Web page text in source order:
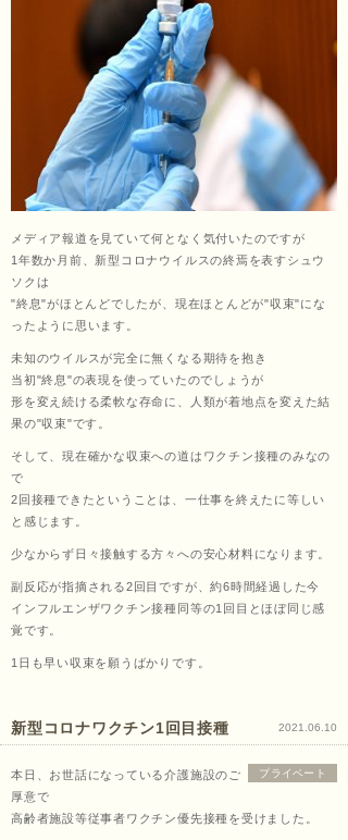
院
メディア報道を見ていて何となく気付いたのですが
1年数か月前、新型コロナウイルスの終焉を表すシュウ
ソクは
"終息"がほとんどでしたが、現在ほとんどが"収束"にな
ったように思います。
未知のウイルスが完全に無くなる期待を抱き
当初"終息"の表現を使っていたのでしょうが
形を変え続ける柔軟な存命に、人類が着地点を変えた結
果の"収束"です。
そして、現在確かな収束への道はワクチン接種のみなの
で
2回接種できたということは、一仕事を終えたに等しい
と感じます。
少なからず日々接触する方々への安心材料になります。
副反応が指摘される2回目ですが、約6時間経過した今
インフルエンザワクチン接種同等の1回目とほぼ同じ感
覚です。
1日も早い収束を願うばかりです。
2021.06.10
新型コロナワクチン1回目接種
プライベート
本日、お世話になっている介護施設のご
厚意で
高齢者施設等従事者ワクチン優先接種を受けました。